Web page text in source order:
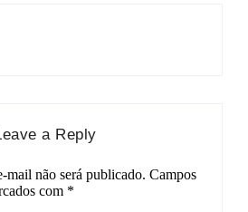
a Reply
mail não será publicado. Campos
com *